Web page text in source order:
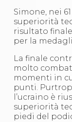
Simone, nei
superiorità
risultato
per la
La finale
molto
momenti in
punti.
l’ucraino è
superiorità
piedi del